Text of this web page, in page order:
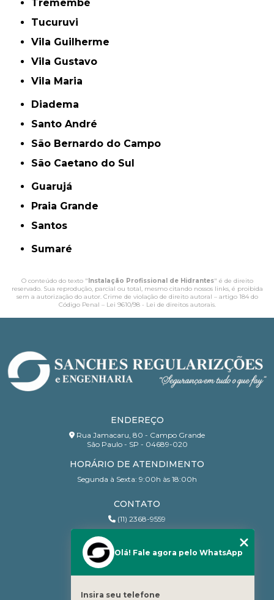
Tremembé
Tucuruvi
Vila Guilherme
Vila Gustavo
Vila Maria
Diadema
Santo André
São Bernardo do Campo
São Caetano do Sul
Guarujá
Praia Grande
Santos
Sumaré
O conteúdo do texto "Instalação Profissional de Hidrantes" é de direito
reservado. Sua reprodução, parcial ou total, mesmo citando nossos links, é proibida
sem a autorização do autor. Crime de violação de direito autoral – artigo 184 do
Código Penal – Lei 9610/98 - Lei de direitos autorais.
ENDEREÇO
Rua Jamacaru, 80 - Campo Grande
São Paulo - SP - 04689-020
HORÁRIO DE ATENDIMENTO
Segunda à Sexta: 9:00h às 18:00h
CONTATO
(11) 2368-9559
contato@sanchesri.com.br
Olá! Fale agora pelo WhatsApp
Insira seu telefone